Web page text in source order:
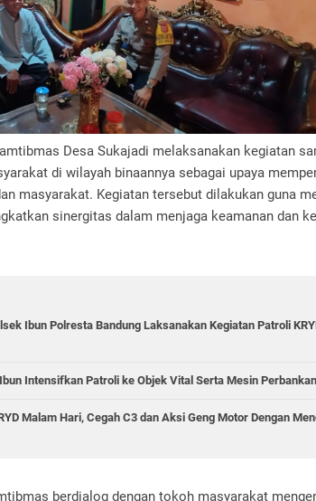
Desa Sukajadi melaksanakan kegiatan
di wilayah binaannya sebagai upaya
masyarakat. Kegiatan tersebut dilakukan guna
sinergitas dalam menjaga keamanan dan
Ibun Polresta Bandung Laksanakan Kegiatan Patroli
Intensifkan Patroli ke Objek Vital Serta Mesin Perbankan
Malam Hari, Cegah C3 dan Aksi Geng Motor Dengan
berdialog dengan tokoh masyarakat